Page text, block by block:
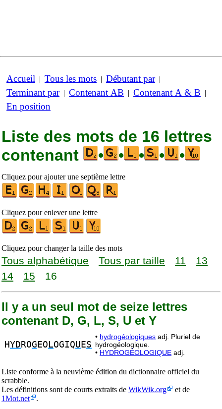
Accueil | Tous les mots | Débutant par|
Terminant par| Contenant AB | Contenant A & B |
En position
Liste des mots de 16 lettres
contenant
• • • • •
Cliquez pour ajouter une septième lettre
Cliquez pour enlever une lettre
Cliquez pour changer la taille des mots
Tous alphabétique Tous par taille 11
13
14
15 16
Il y a un seul mot de seize lettres
contenant D, G, L, S, U et Y
HYD ROG EO LOGIQU ES
• hydrogéologiques adj. Pluriel de
hydrogéologique.
• HYDROGÉOLOGIQUE adj.
Liste conforme à la neuvième édition du dictionnaire officiel du
scrabble.
Les définitions sont de courts extraits de WikWik.org
et de
1Mot.net
.